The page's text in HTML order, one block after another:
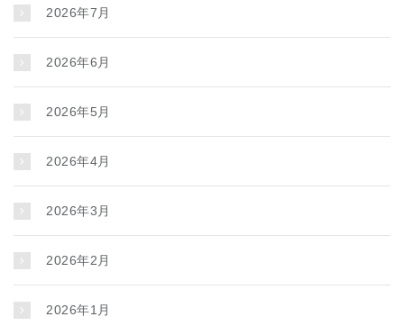
2026年7月
2026年6月
2026年5月
2026年4月
2026年3月
2026年2月
2026年1月